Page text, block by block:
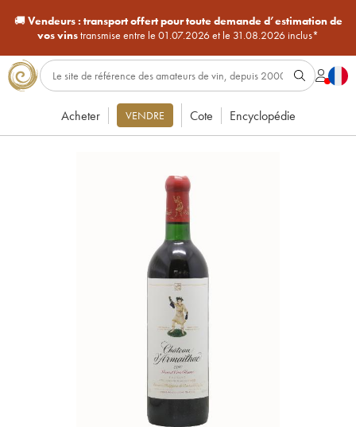
🚚Vendeurs : transport offert pour toute demande d’estimation de
vos vinstransmise entre le 01.07.2026 et le 31.08.2026 inclus*
Acheter VENDRE Cote Encyclopédie